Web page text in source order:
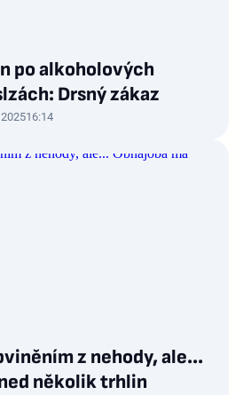
po alkoholových
Drsný zákaz
16:14
z nehody, ale...
několik trhlin